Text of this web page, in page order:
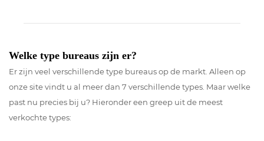
Welke type bureaus zijn er?
Er zijn veel verschillende type bureaus op de markt. Alleen op
onze site vindt u al meer dan 7 verschillende types. Maar welke
past nu precies bij u? Hieronder een greep uit de meest
verkochte types: